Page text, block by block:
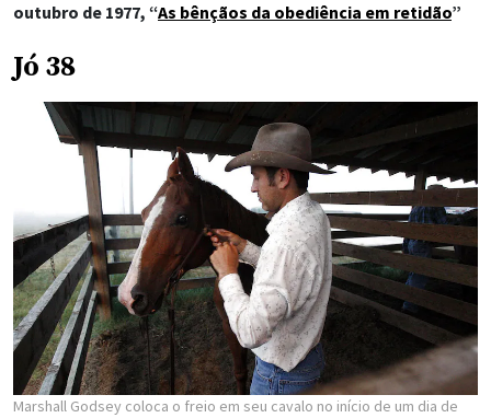
outubro de 1977, “As bênçãos da obediência em retidão”
Jó 38
Marshall Godsey coloca o freio em seu cavalo no início de um dia de